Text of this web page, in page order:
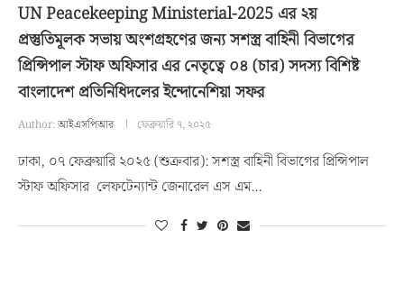
UN Peacekeeping Ministerial-2025 এর ২য়
প্রস্তুতিমূলক সভায় অংশগ্রহণের জন্য সশস্ত্র বাহিনী বিভাগের
প্রিন্সিপাল স্টাফ অফিসার এর নেতৃত্বে ০৪ (চার) সদস্য বিশিষ্ট
বাংলাদেশ প্রতিনিধিদলের ইন্দোনেশিয়া সফর
Author:আইএসপিআর ফেব্রুয়ারি ৭, ২০২৫
ঢাকা, ০৭ ফেব্রুয়ারি ২০২৫ (শুক্রবার): সশস্ত্র বাহিনী বিভাগের প্রিন্সিপাল
স্টাফ অফিসার লেফটেন্যান্ট জেনারেল এস এম…